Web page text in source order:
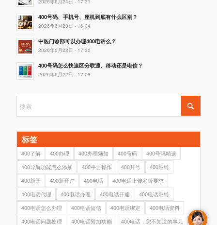
400号码、手机号、座机到底有什么区别？
2026年6月23日 - 16:04
中医门诊部可以办理400电话么？
2026年6月22日 - 17:30
400号码怎么快速区分联通、移动还是电信？
2026年6月22日 - 17:08
标签
400了解 400办理 400办理须知 400号码
400号码精选
400导航功能怎么添加
400平台操作 400开号
400彩铃
400新开
400新开户 400电话
400电话上传彩铃要求
400电话代理
400电话办理 400电话开通
400电话彩铃
400电话怎么办理
400电话短信 400电话绑定
400电话资料
400电话问题处理
400电话附加功能 400电话，您不知道的事儿